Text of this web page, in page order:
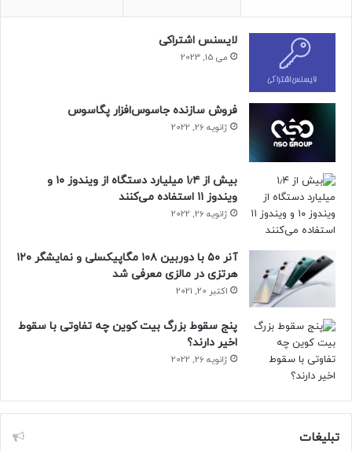
مقاله‌های مرتبط
هوندا دو کارخانه‌ی تولید خودروهای برقی در چین دارد. اولین
کارخانه، یک سرمایه‌گذاری مشترک با شرکت دانگ‌فنگ در ووهان
است که سال ۲۰۲۳ افتتاح شد.
تأسیسات ظرفیت تولید سالانه‌ی ۱۲۰٬۰۰۰ خودرو را دارند.
حتما بخوانید :
لایسنس اشتراکی
می 15, 2023
فروش سازنده جاسوس‌افزار پگاسوس
ژانویه 26, 2022
بیش از ۱٫۴ میلیارد دستگاه از ویندوز ۱۰ و
ویندوز ۱۱ استفاده می‌کنند
ژانویه 26, 2022
آنر ۵۰ با دوربین ۱۰۸ مگاپیکسلی و نمایشگر ۱۲۰
هرتزی در مالزی معرفی شد
اکتبر 20, 2021
پنج سقوط بزرگ بیت کوین چه تفاوتی با سقوط
اخیر دارند؟
ژانویه 26, 2022
تبلیغات